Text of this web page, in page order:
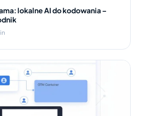
lokalne AI do kodowania –